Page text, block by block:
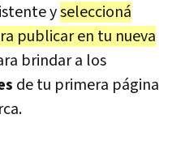
yseleccioná
publicar en tu nueva
brindar a los
de tu primera página